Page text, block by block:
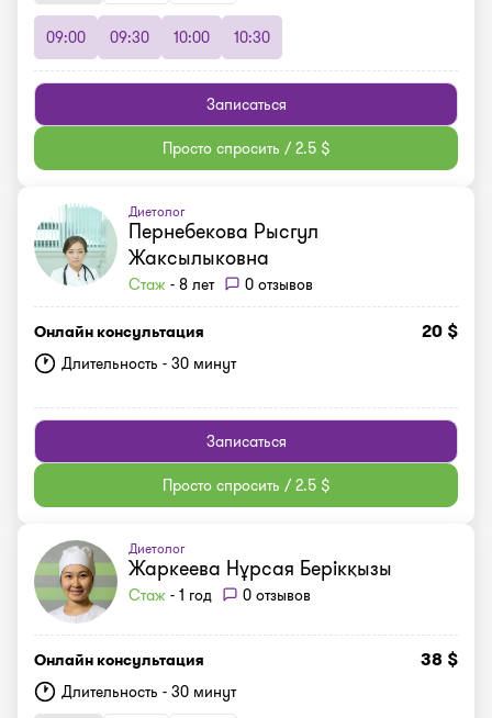
09:00 09:30 10:00 10:30
Записаться
Просто спросить / 2.5 $
Диетолог
Пернебекова Рысгул
Жаксылыковна
Стаж - 8 лет 0 отзывов
Онлайн консультация 20 $
Длительность - 30 минут
Записаться
Просто спросить / 2.5 $
Диетолог
Жаркеева Нұрсая Берікқызы
Стаж - 1 год 0 отзывов
Онлайн консультация 38 $
Длительность - 30 минут